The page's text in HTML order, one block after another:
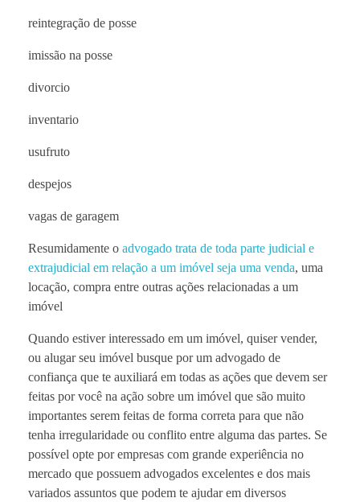
reintegração de posse
imissão na posse
divorcio
inventario
usufruto
despejos
vagas de garagem
Resumidamente o advogado trata de toda parte judicial e
extrajudicial em relação a um imóvel seja uma venda, uma
locação, compra entre outras ações relacionadas a um
imóvel
Quando estiver interessado em um imóvel, quiser vender,
ou alugar seu imóvel busque por um advogado de
confiança que te auxiliará em todas as ações que devem ser
feitas por você na ação sobre um imóvel que são muito
importantes serem feitas de forma correta para que não
tenha irregularidade ou conflito entre alguma das partes. Se
possível opte por empresas com grande experiência no
mercado que possuem advogados excelentes e dos mais
variados assuntos que podem te ajudar em diversos